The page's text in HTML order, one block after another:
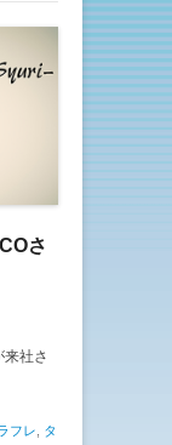
さ
社さ
フレ
タ